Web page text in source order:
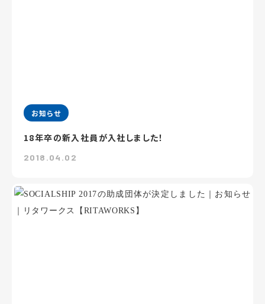
お知らせ
18年卒の新入社員が入社しました！
2018.04.02